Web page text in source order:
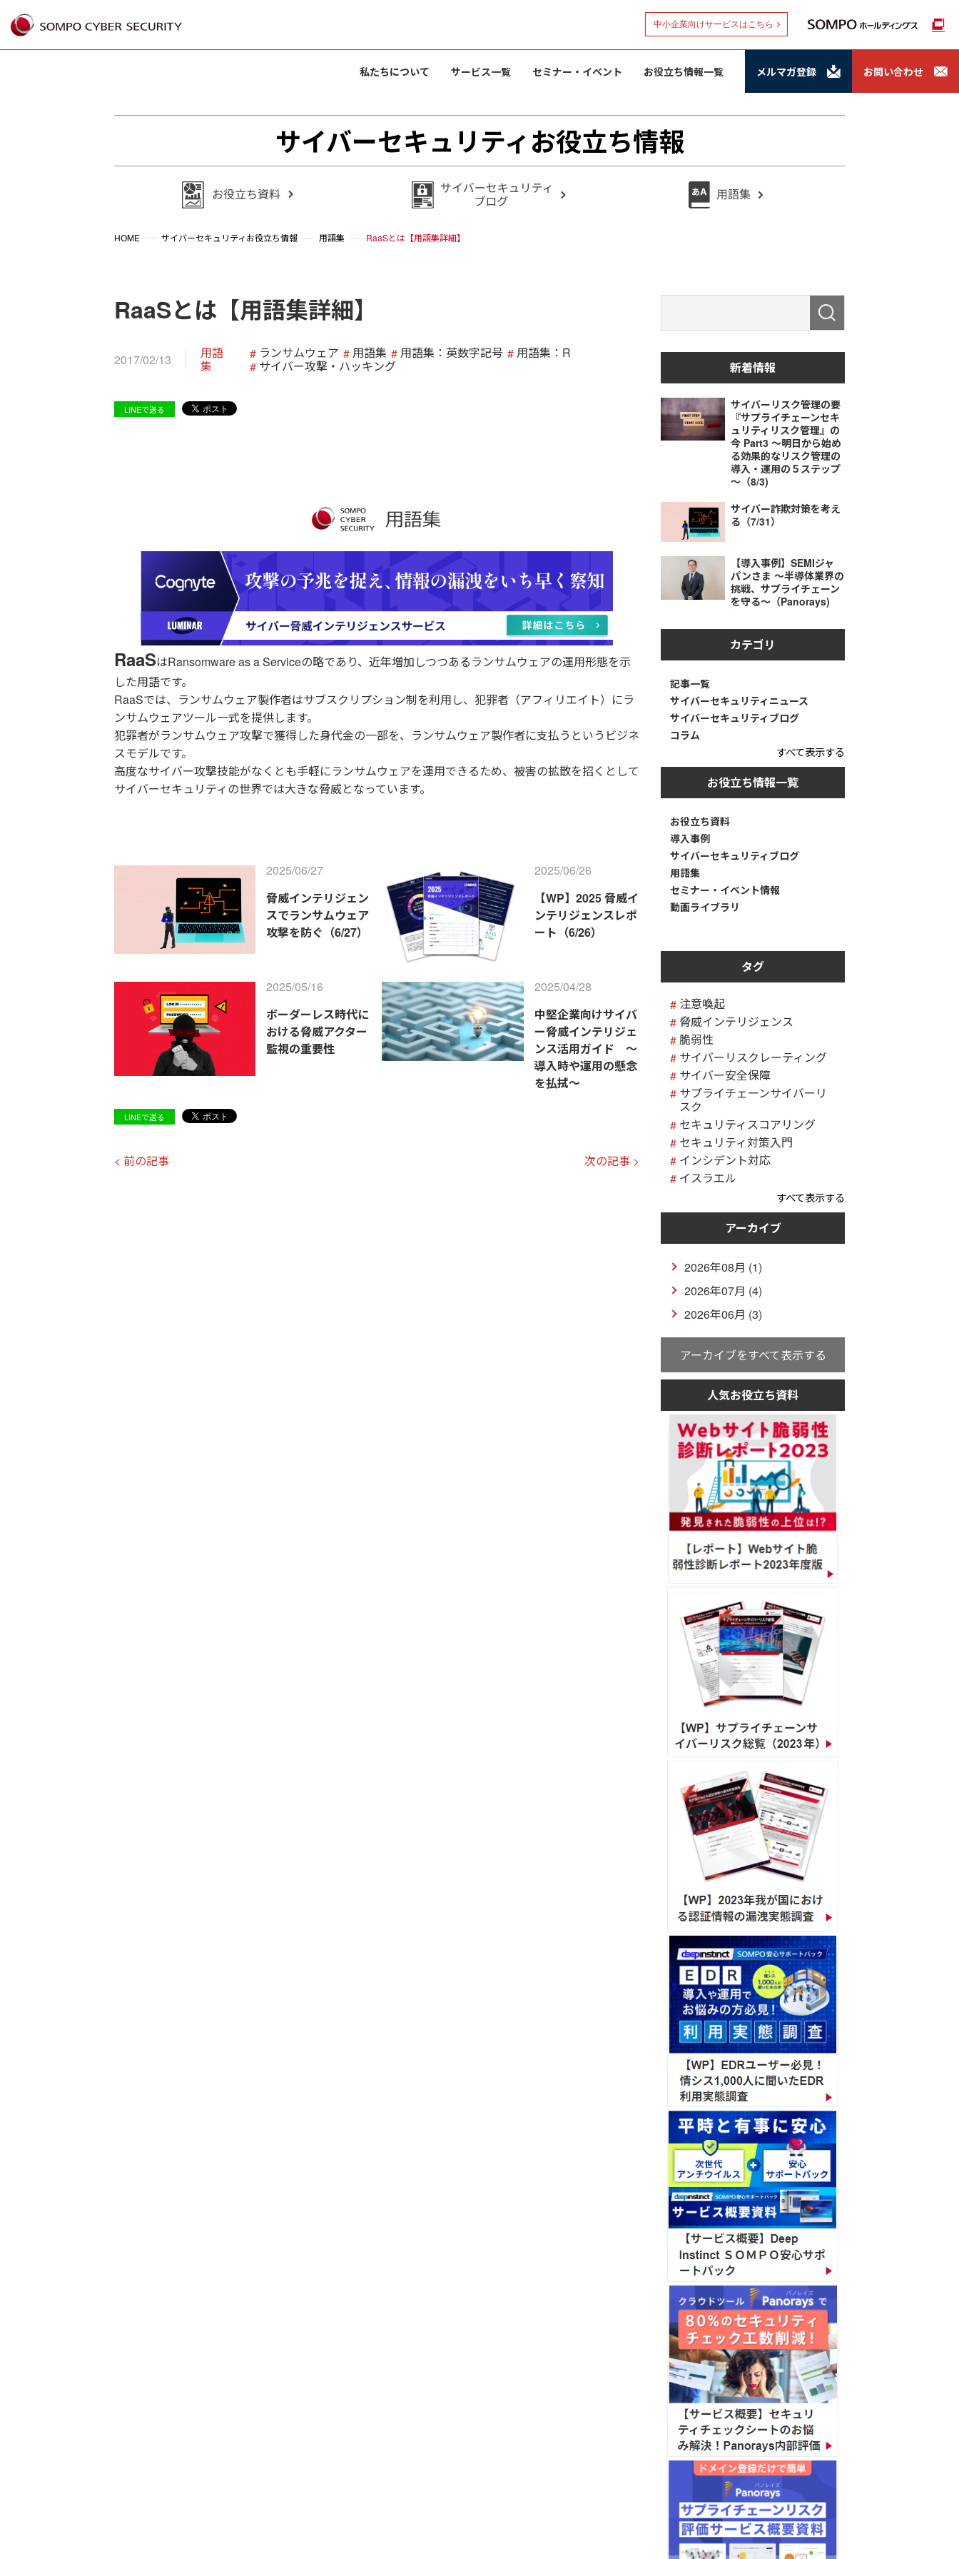
中小企業向けサービスはこちら
私たちについて サービス一覧 セミナー・イベント お役立ち情報一覧 メルマガ登録 お問い合わせ
サイバーセキュリティお役立ち情報
HOME サイバーセキュリティお役立ち情報 用語集 RaaSとは【用語集詳細】
RaaSとは【用語集詳細】
2017/02/13
用語
集
ランサムウェア 用語集 用語集：英数字記号
用語集：R
サイバー攻撃・ハッキング
LINEで送る
RaaSはRansomware as a Serviceの略であり、近年増加しつつあるランサムウェアの運用形態を示
した用語です。
RaaSでは、ランサムウェア製作者はサブスクリプション制を利用し、犯罪者（アフィリエイト）にラ
ンサムウェアツール一式を提供します。
犯罪者がランサムウェア攻撃で獲得した身代金の一部を、ランサムウェア製作者に支払うというビジネ
スモデルです。
高度なサイバー攻撃技能がなくとも手軽にランサムウェアを運用できるため、被害の拡散を招くとして
サイバーセキュリティの世界では大きな脅威となっています。
2025/06/27
脅威インテリジェン
スでランサムウェア
攻撃を防ぐ（6/27）
2025/06/26
【WP】2025 脅威イ
ンテリジェンスレポ
ート（6/26）
2025/05/16
ボーダーレス時代に
おける脅威アクター
監視の重要性
2025/04/28
中堅企業向けサイバ
ー脅威インテリジェ
ンス活用ガイド ～
導入時や運用の懸念
を払拭～
LINEで送る
< 前の記事 次の記事 >
新着情報
サイバーリスク管理の要
『サプライチェーンセキ
ュリティリスク管理』の
今 Part3 ～明日から始め
る効果的なリスク管理の
導入・運用の５ステップ
～（8/3)
サイバー詐欺対策を考え
る（7/31）
【導入事例】SEMIジャ
パンさま ～半導体業界の
挑戦、サプライチェーン
を守る～（Panorays)
カテゴリ
記事一覧
サイバーセキュリティニュース
サイバーセキュリティブログ
コラム
すべて表示する
お役立ち情報一覧
お役立ち資料
導入事例
サイバーセキュリティブログ
用語集
セミナー・イベント情報
動画ライブラリ
タグ
注意喚起
脅威インテリジェンス
脆弱性
サイバーリスクレーティング
サイバー安全保障
サプライチェーンサイバーリ
スク
セキュリティスコアリング
セキュリティ対策入門
インシデント対応
イスラエル
すべて表示する
アーカイブ
2026年08月 (1)
2026年07月 (4)
2026年06月 (3)
アーカイブをすべて表示する
人気お役立ち資料